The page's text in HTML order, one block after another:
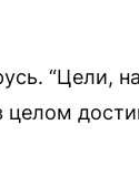
“Цели,
целом